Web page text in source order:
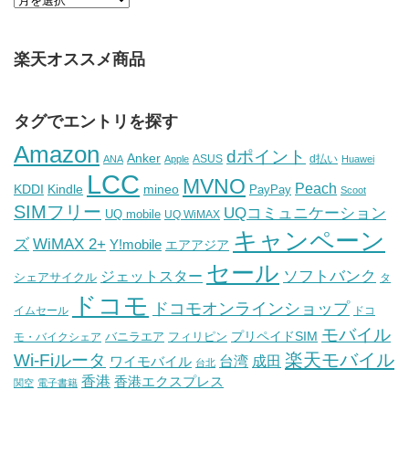
楽天オススメ商品
タグでエントリを探す
Amazon ANA Anker Apple ASUS dポイント d払い Huawei
KDDI Kindle LCC mineo MVNO PayPay Peach Scoot
SIMフリー UQ mobile UQ WiMAX UQコミュニケーション
ズ WiMAX 2+ Y!mobile エアアジア キャンペーン
シェアサイクル ジェットスター セール ソフトバンク タ
イムセール ドコモ ドコモオンラインショップ ドコ
モ・バイクシェア バニラエア フィリピン プリペイドSIM モバイル
Wi-Fiルータ ワイモバイル 台北 台湾 成田 楽天モバイル
関空 電子書籍 香港 香港エクスプレス